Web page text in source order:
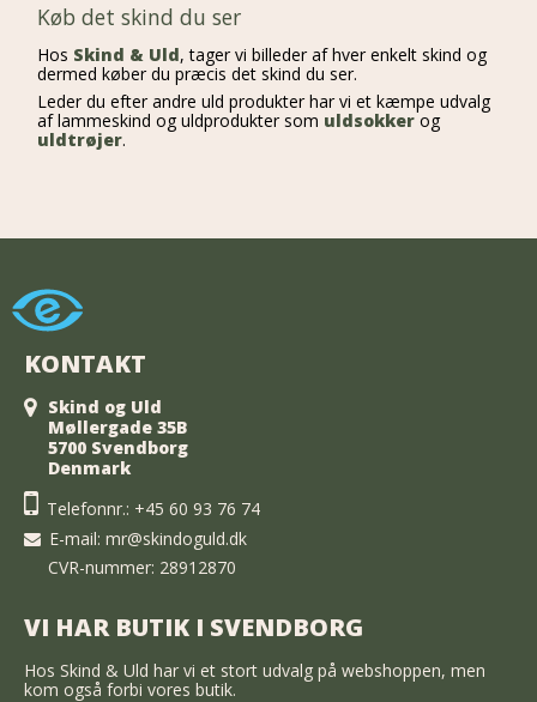
Køb det skind du ser
Hos Skind & Uld, tager vi billeder af hver enkelt skind og
dermed køber du præcis det skind du ser.
Leder du efter andre uld produkter har vi et kæmpe udvalg
af lammeskind og uldprodukter som uldsokkerog
uldtrøjer.
KONTAKT
Skind og Uld
Møllergade 35B
5700 Svendborg
Denmark
Telefonnr.: +45 60 93 76 74
E-mail: mr@skindoguld.dk
CVR-nummer: 28912870
VI HAR BUTIK I SVENDBORG
Hos Skind & Uld har vi et stort udvalg på webshoppen, men
kom også forbi vores butik.